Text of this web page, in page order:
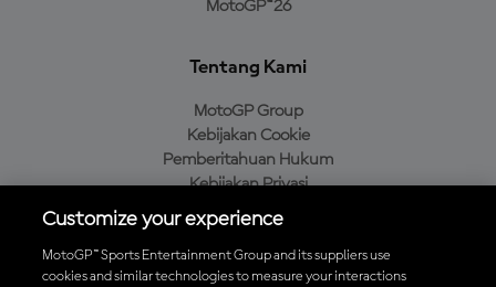
MotoGP™26
Tentang Kami
MotoGP Group
Kebijakan Cookie
Pemberitahuan Hukum
Kebijakan Privasi
Kebijakan Pembelian
Customize your experience
MotoGP™ Sports Entertainment Group and its suppliers use
cookies and similar technologies to measure your interactions